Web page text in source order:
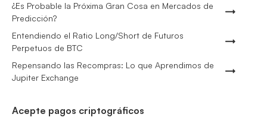
¿Es Probable la Próxima Gran Cosa en Mercados de
Predicción?
Entendiendo el Ratio Long/Short de Futuros
Perpetuos de BTC
Repensando las Recompras: Lo que Aprendimos de
Jupiter Exchange
Acepte pagos criptográficos